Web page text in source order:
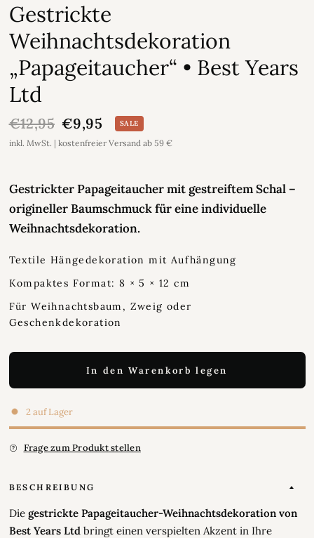
Gestrickte
Weihnachtsdekoration
„Papageitaucher“ • Best Years
Ltd
€12,95 €9,95 SALE
inkl. MwSt. | kostenfreier Versand ab 59 €
Gestrickter Papageitaucher mit gestreiftem Schal –
origineller Baumschmuck für eine individuelle
Weihnachtsdekoration.
Textile Hängedekoration mit Aufhängung
Kompaktes Format: 8 × 5 × 12 cm
Für Weihnachtsbaum, Zweig oder
Geschenkdekoration
In den Warenkorb legen
2 auf Lager
Frage zum Produkt stellen
BESCHREIBUNG
Die gestrickte Papageitaucher-Weihnachtsdekoration von
Best Years Ltdbringt einen verspielten Akzent in Ihre